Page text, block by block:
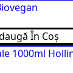
În Coș